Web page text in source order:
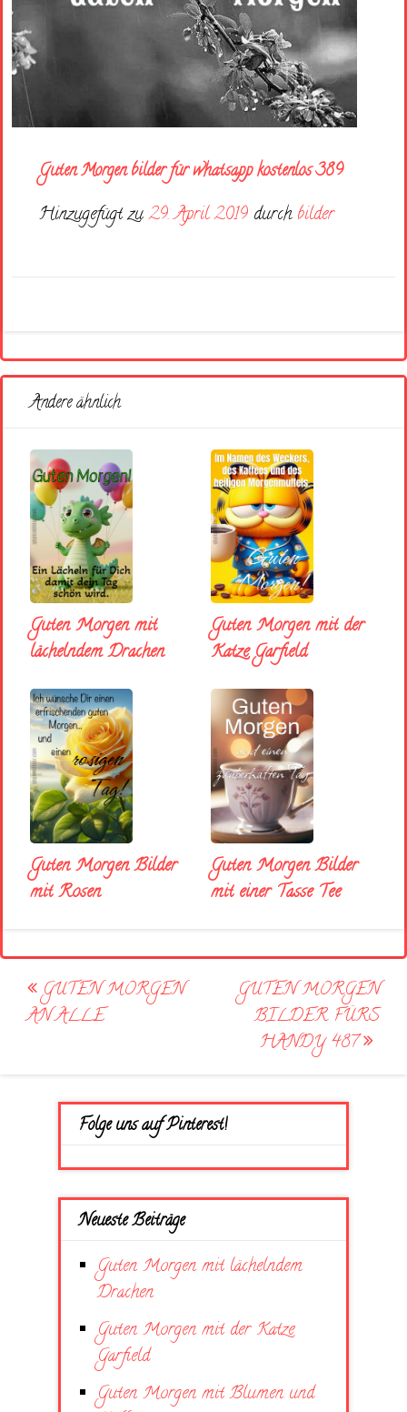
Guten Morgen bilder für whatsapp kostenlos 389
Hinzugefügt zu29. April 2019 durch bilder
Andere ähnlich
Guten Morgen mit
lächelndem Drachen
Guten Morgen mit der
Katze Garfield
Guten Morgen Bilder
mit Rosen
Guten Morgen Bilder
mit einer Tasse Tee
Post
navigation
GUTEN MORGEN
AN ALLE
GUTEN MORGEN
BILDER FÜRS
HANDY 487
Folge uns auf Pinterest!
Neueste Beiträge
Guten Morgen mit lächelndem
Drachen
Guten Morgen mit der Katze
Garfield
Guten Morgen mit Blumen und